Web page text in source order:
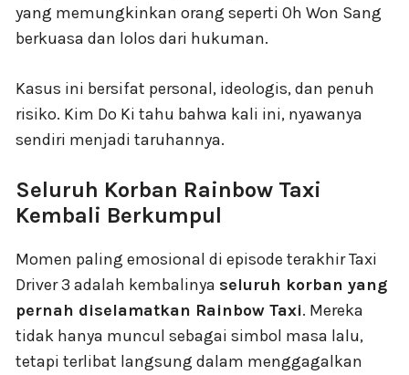
yang memungkinkan orang seperti Oh Won Sang
berkuasa dan lolos dari hukuman.
Kasus ini bersifat personal, ideologis, dan penuh
risiko. Kim Do Ki tahu bahwa kali ini, nyawanya
sendiri menjadi taruhannya.
Seluruh Korban Rainbow Taxi
Kembali Berkumpul
Momen paling emosional di episode terakhir Taxi
Driver 3 adalah kembalinya seluruh korban yang
pernah diselamatkan Rainbow Taxi. Mereka
tidak hanya muncul sebagai simbol masa lalu,
tetapi terlibat langsung dalam menggagalkan